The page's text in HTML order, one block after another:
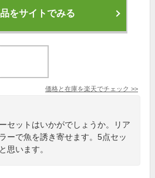
をサイトでみる
価格と在庫を楽天でチェック >>
セットはいかがでしょうか。リア
ーで魚を誘き寄せます。5点セッ
思います。